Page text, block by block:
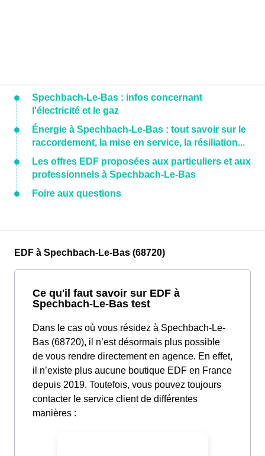
Spechbach-Le-Bas : infos concernant
l'électricité et le gaz
Énergie à Spechbach-Le-Bas : tout savoir sur le
raccordement, la mise en service, la résiliation...
Les offres EDF proposées aux particuliers et aux
professionnels à Spechbach-Le-Bas
Foire aux questions
EDF à Spechbach-Le-Bas (68720)
Ce qu'il faut savoir sur EDF à
Spechbach-Le-Bas test
Dans le cas où vous résidez à Spechbach-Le-
Bas (68720), il n’est désormais plus possible
de vous rendre directement en agence. En effet,
il n’existe plus aucune boutique EDF en France
depuis 2019. Toutefois, vous pouvez toujours
contacter le service client de différentes
manières :